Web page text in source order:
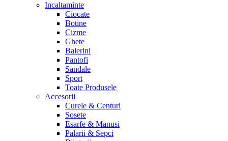
Incaltaminte
Ciocate
Botine
Cizme
Ghete
Balerini
Pantofi
Sandale
Sport
Toate Produsele
Accesorii
Curele & Centuri
Sosete
Esarfe & Manusi
Palarii & Sepci